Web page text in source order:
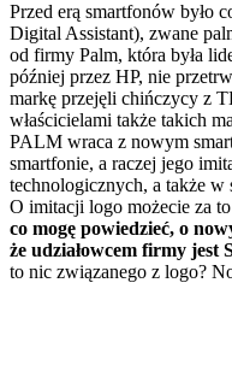
Przed erą smartfonów było
Digital Assistant), zwane
od firmy Palm, która była
później przez HP, nie
markę przejęli chińczycy z
właścicielami także takich
PALM wraca z nowym
smartfonie, a raczej jego
technologicznych, a także w
O imitacji logo możecie za
co mogę powiedzieć, o
że udziałowcem firmy
to nic związanego z logo?